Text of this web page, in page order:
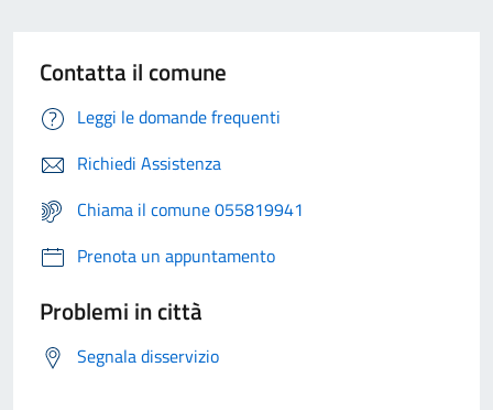
Contatta il comune
Leggi le domande frequenti
Richiedi Assistenza
Chiama il comune 055819941
Prenota un appuntamento
Problemi in città
Segnala disservizio